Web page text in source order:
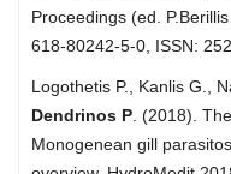
Proceedings (ed.
618-80242-5-0, ISSN:
Logothetis P., Kanlis G.,
Dendrinos P. (2018).
Monogenean gill